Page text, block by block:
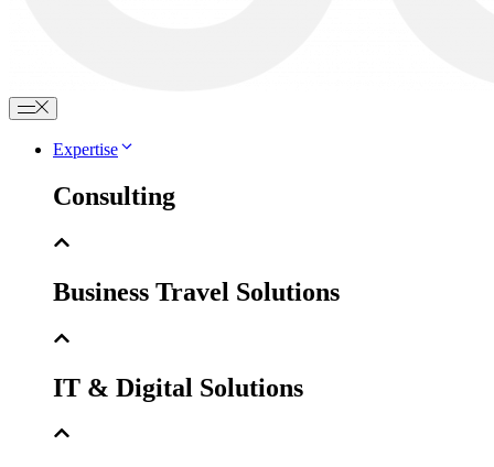
Expertise
Consulting
Business Travel Solutions
IT & Digital Solutions